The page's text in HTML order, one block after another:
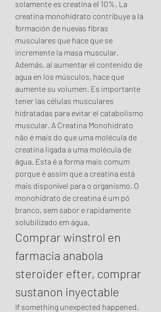
solamente es creatina el 10%. La
creatina monohidrato contribuye a la
formación de nuevas fibras
musculares que hace que se
incremente la masa muscular.
Además, al aumentar el contenido de
agua en los músculos, hace que
aumente su volumen. Es importante
tener las células musculares
hidratadas para evitar el catabolismo
muscular. A Creatina Monohidrato
não é mais do que uma molécula de
creatina ligada a uma molécula de
água. Esta é a forma mais comum
porque é assim que a creatina está
mais disponível para o organismo. O
monohidrato de creatina é um pó
branco, sem sabor e rapidamente
solubilizado em água.
Comprar winstrol en
farmacia anabola
steroider efter, comprar
sustanon inyectable
If something unexpected happened,